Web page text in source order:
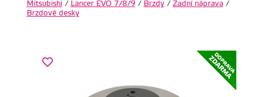
Mitsubishi/ Lancer EVO 7/8/9/ Brzdy/ Zadní náprava/
Brzdové desky